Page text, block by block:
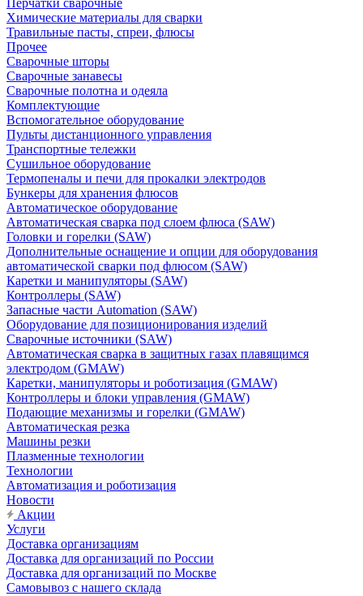
Перчатки сварочные
Химические материалы для сварки
Травильные пасты, спреи, флюсы
Прочее
Сварочные шторы
Сварочные занавесы
Сварочные полотна и одеяла
Комплектующие
Вспомогательное оборудование
Пульты дистанционного управления
Транспортные тележки
Сушильное оборудование
Термопеналы и печи для прокалки электродов
Бункеры для хранения флюсов
Автоматическое оборудование
Автоматическая сварка под слоем флюса (SAW)
Головки и горелки (SAW)
Дополнительные оснащение и опции для оборудования
автоматической сварки под флюсом (SAW)
Каретки и манипуляторы (SAW)
Контроллеры (SAW)
Запасные части Automation (SAW)
Оборудование для позиционирования изделий
Сварочные источники (SAW)
Автоматическая сварка в защитных газах плавящимся
электродом (GMAW)
Каретки, манипуляторы и роботизация (GMAW)
Контроллеры и блоки управления (GMAW)
Подающие механизмы и горелки (GMAW)
Автоматическая резка
Машины резки
Плазменные технологии
Технологии
Автоматизация и роботизация
Новости
Акции
Услуги
Доставка организациям
Доставка для организаций по России
Доставка для организаций по Москве
Самовывоз с нашего склада